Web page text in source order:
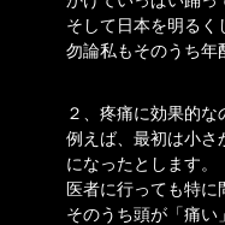
そして日本を明るく
勿論私もそのうち年
２、疼痛に効果的な
例えば、最初は小さ
になったとします。
医者に行っても特に
そのうち頭が「痛い